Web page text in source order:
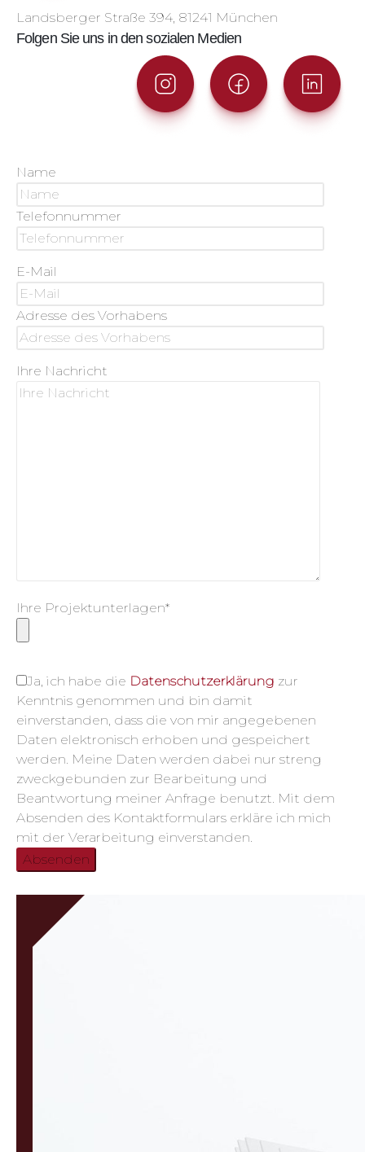
Landsberger Straße 394, 81241 München
Folgen Sie uns in den sozialen Medien
Name
Telefonnummer
E-Mail
Adresse des Vorhabens
Ihre Nachricht
Ihre Projektunterlagen*
Ja, ich habe die Datenschutzerklärung zur
Kenntnis genommen und bin damit
einverstanden, dass die von mir angegebenen
Daten elektronisch erhoben und gespeichert
werden. Meine Daten werden dabei nur streng
zweckgebunden zur Bearbeitung und
Beantwortung meiner Anfrage benutzt. Mit dem
Absenden des Kontaktformulars erkläre ich mich
mit der Verarbeitung einverstanden.